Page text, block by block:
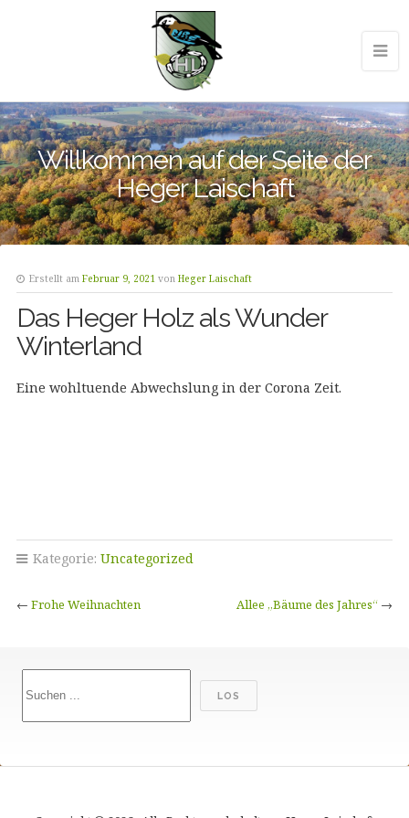
Willkommen auf der Seite der
Heger Laischaft
Erstellt am Februar 9, 2021 von Heger Laischaft
Das Heger Holz als Wunder
Winterland
Eine wohltuende Abwechslung in der Corona Zeit.
Kategorie: Uncategorized
← Frohe Weihnachten Allee „Bäume des Jahres“ →
LOS